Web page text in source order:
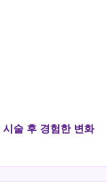
시술 후 경험한 변화